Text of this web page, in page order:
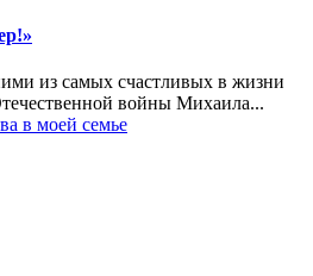
из самых счастливых в жизни
войны Михаила...
в моей семье